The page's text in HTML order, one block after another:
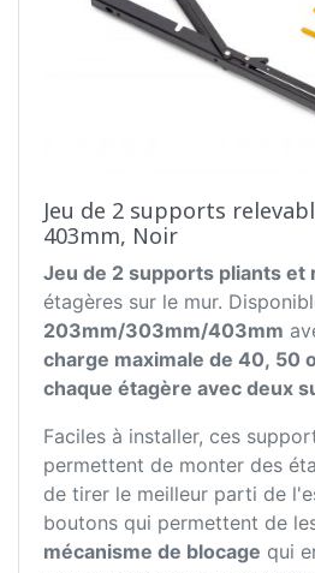
Jeu de 2 supports
403mm, Noir
Jeu de 2 supports pliants et
étagères sur le mur.
203mm/303mm/403mm
charge maximale de 40, 50
chaque étagère avec deux
Faciles à installer, ces
permettent de monter des
de tirer le meilleur parti de
boutons qui permettent de
mécanisme de blocage qui